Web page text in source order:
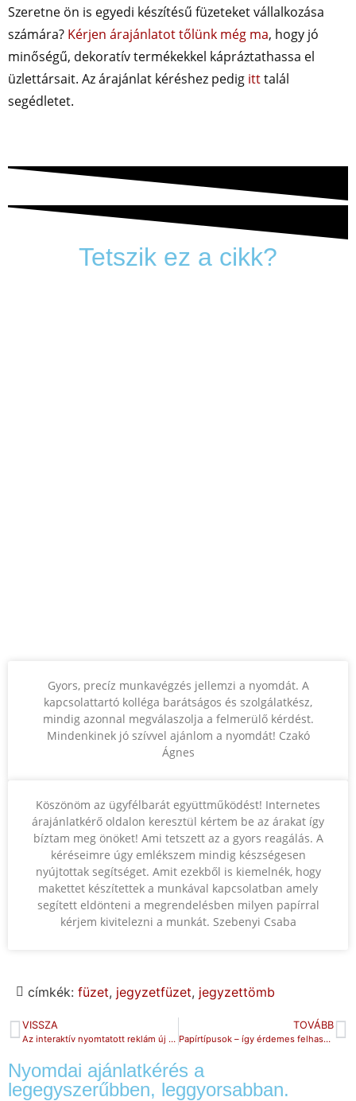
Szeretne ön is egyedi készítésű füzeteket vállalkozása
számára? Kérjen árajánlatot tőlünk még ma, hogy jó
minőségű, dekoratív termékekkel kápráztathassa el
üzlettársait. Az árajánlat kéréshez pedig itttalál
segédletet.
Tetszik ez a cikk?
Gyors, precíz munkavégzés jellemzi a nyomdát. A
kapcsolattartó kolléga barátságos és szolgálatkész,
mindig azonnal megválaszolja a felmerülő kérdést.
Mindenkinek jó szívvel ajánlom a nyomdát! Czakó
Ágnes
Köszönöm az ügyfélbarát együttműködést! Internetes
árajánlatkérő oldalon keresztül kértem be az árakat így
bíztam meg önöket! Ami tetszett az a gyors reagálás. A
kéréseimre úgy emlékszem mindig készségesen
nyújtottak segítséget. Amit ezekből is kiemelnék, hogy
makettet készítettek a munkával kapcsolatban amely
segített eldönteni a megrendelésben milyen papírral
kérjem kivitelezni a munkát. Szebenyi Csaba
címkék: füzet, jegyzetfüzet, jegyzettömb
VISSZA
Az interaktív nyomtatott reklám új lendületet ad a hirdetéseknek
TOVÁBB
Papírtípusok – így érdemes felhasználni a különböző fajtákat
Nyomdai ajánlatkérés a
legegyszerűbben, leggyorsabban.